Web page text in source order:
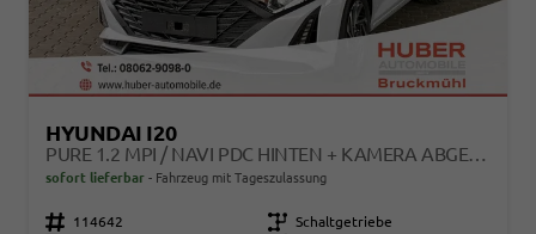
HYUNDAI I20
PURE 1.2 MPI / NAVI PDC HINTEN + KAMERA ABGEDUNKELTE SCHEIBEN TEMPOMAT ALU 16"
sofort lieferbar Fahrzeug mit Tageszulassung
Fahrzeugnr. 114642 Getriebe Schaltgetriebe